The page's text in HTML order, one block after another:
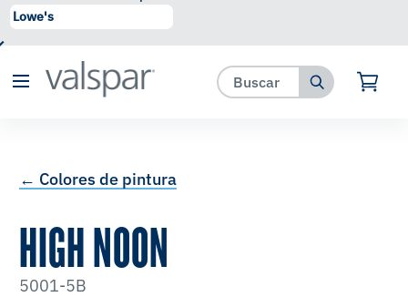
se ha agregado a favoritos.
← Colores de pintura
HIGH NOON
5001-5B